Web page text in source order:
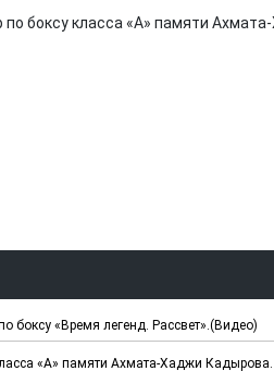
боксу класса «А» памяти
боксу «Время легенд. Рассвет».(Видео)
«А» памяти Ахмата-Хаджи